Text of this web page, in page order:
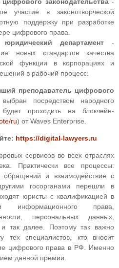
участие в законотворческой
поддержку при разработке
цифрового права.
департамент -
новых стандартов качества
функции в корпорациях и
в рабочий процесс.
преподаватель цифрового
посредством народного
будет проходить на блокчейн-
ru) от Waves Enterprise.
https://digital-lawyers.ru
сервисов во всех отраслях
Практически все процессы:
обращений и взаимодействие с
госорганами перешли в
юристы с квалификацией в
права,
персональных данных,
и так далее. Поэтому так важно
тех специалистов, кто вносит
цифрового права в РФ. Именно
данной премии.